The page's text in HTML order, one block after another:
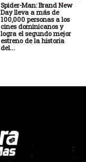
Spider-Man: Brand New
Day lleva a más de
100,000 personas a los
cines dominicanos y
logra el segundo mejor
estreno de la historia
del...